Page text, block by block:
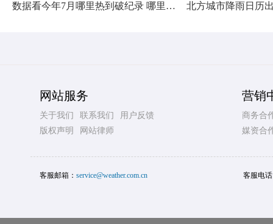
数据看今年7月哪里热到破纪录 哪里暑热连轴转
网站服务
关于我们 联系我们
用户反馈
版权声明
网站律师
营销
商务合
媒资合
客服邮箱： service@weather.com.cn 客服电